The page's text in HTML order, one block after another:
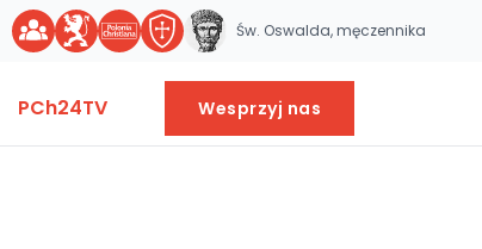
Św. Oswalda, męczennika
PCh24TV Wesprzyj nas